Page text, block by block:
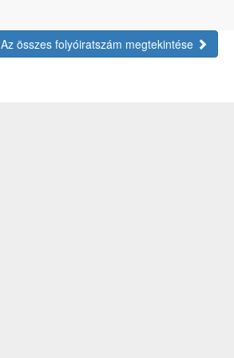
Az összes folyóiratszám megtekintése